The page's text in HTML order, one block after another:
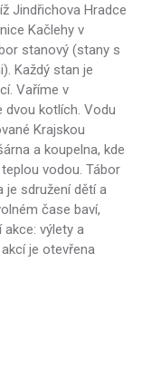
Jindřichova Hradce
Kačlehy v
stanový (stany s
Každý stan je
Vaříme v
dvou kotlích. Vodu
Krajskou
a koupelna, kde
vodou. Tábor
je sdružení dětí a
čase baví,
akce: výlety a
je otevřena